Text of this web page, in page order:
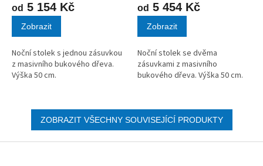
od 5 154 Kč
Zobrazit
Noční stolek s jednou zásuvkou
z masivního bukového dřeva.
Výška 50 cm.
od 5 454 Kč
Zobrazit
Noční stolek se dvěma
zásuvkami z masivního
bukového dřeva. Výška 50 cm.
ZOBRAZIT VŠECHNY SOUVISEJÍCÍ PRODUKTY